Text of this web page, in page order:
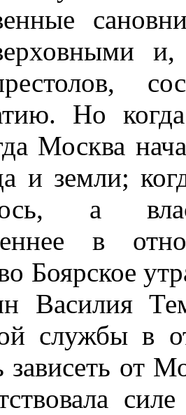
и,
Но
Москва
и земли;
а
в
Боярское
Василия
службы в
зависеть от